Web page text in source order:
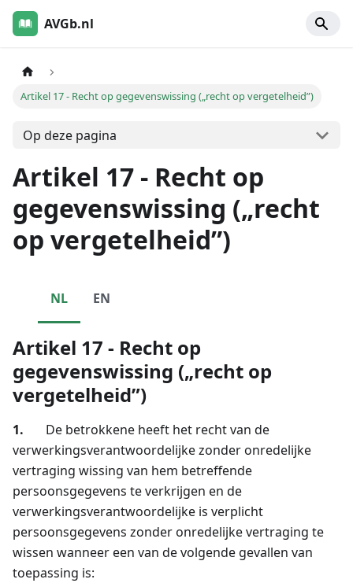
AVGb.nl
Artikel 17 - Recht op gegevenswissing („recht op vergetelheid”)
Op deze pagina
Artikel 17 - Recht op
gegevenswissing („recht
op vergetelheid”)
NL EN
Artikel 17 - Recht op
gegevenswissing („recht op
vergetelheid”)
1.
De betrokkene heeft het recht van de
verwerkingsverantwoordelijke zonder onredelijke
vertraging wissing van hem betreffende
persoonsgegevens te verkrijgen en de
verwerkingsverantwoordelijke is verplicht
persoonsgegevens zonder onredelijke vertraging te
wissen wanneer een van de volgende gevallen van
toepassing is: